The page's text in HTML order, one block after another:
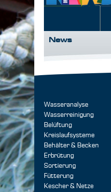
News
Wasseranalyse
Wasserreinigung
Belüftung
Kreislaufsysteme
Behälter & Becken
Erbrütung
Sortierung
Fütterung
Kescher & Netze